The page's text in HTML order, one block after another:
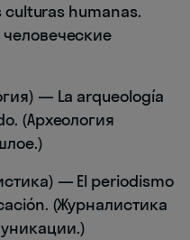
humanas.
человеческие
— La arqueología
(Археология
— El periodismo
(Журналистика